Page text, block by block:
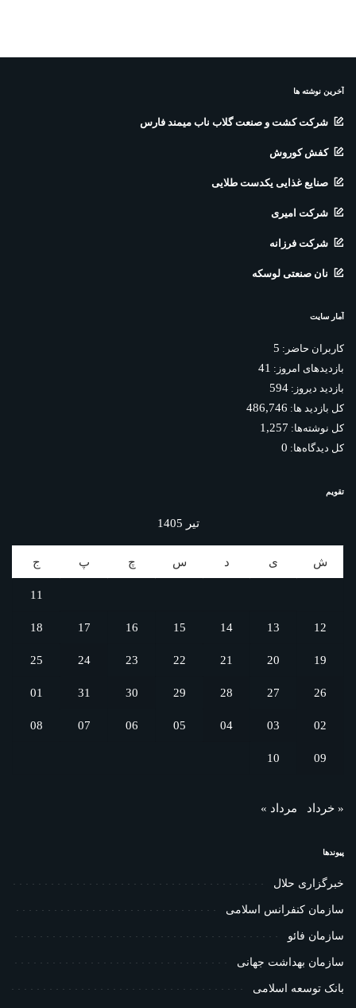
آخرین نوشته ها
شرکت کشت و صنعت گلاب ناب میمند فارس
کفش کوروش
صنایع غذایی یکدست طلایی
شرکت امیری
شرکت فرزانه
نان صنعتی لوسکه
آمار سایت
کاربران حاضر: 5
بازدیدهای امروز: 41
بازدید دیروز: 594
کل بازدید ها: 486,746
کل نوشته‌ها: 1,257
کل دیدگاه‌ها: 0
تقویم
تیر 1405
ش ی د س چ پ ج
11
12
13
14
15
16
17
18
19
20
21
22
23
24
25
26
27
28
29
30
31
01
02
03
04
05
06
07
08
09
10
« خرداد مرداد »
پیوندها
خبرگزاری حلال
سازمان کنفرانس اسلامی
سازمان فائو
سازمان بهداشت جهانی
بانک توسعه اسلامی